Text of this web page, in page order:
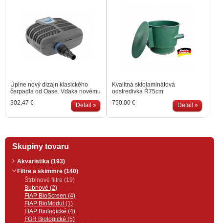
Úplne nový dizajn klasického
čerpadla od Oase. Vďaka novému
organickému tvaru môže byť
integrované do jazierka takmer
neviditeľne. Neporovnateľne
spoľahlivé čerpadlo s veľkou
ekonomická prevádzka vďaka
EFC od OASE ochraňuje čerpadlo
zablokovaním.
302,47 € Detail »
Kvalitná sklolaminátová
odstredivka Ř75cm
750,00 €
Detail »
Skupiny tovaru
Akvaristika (193)
Filtre a skimmre (140)
Štrbinové filtre (19)
Bubnové (2)
FIAP BioScreen (4)
FIAP BioModul (1)
FIAP Biologické (4)
FGR Biologické (5)